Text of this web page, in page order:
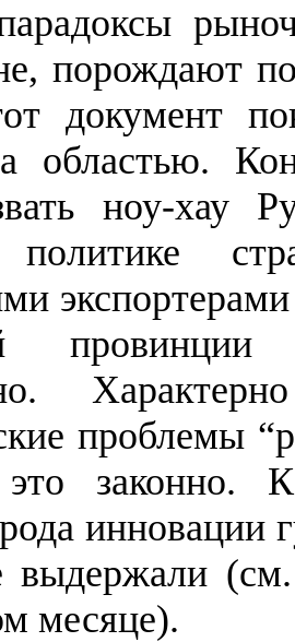
порождают
документ
областью.
ноу-хау
политике
проблемы
это законно.
инновации
выдержали
месяце).